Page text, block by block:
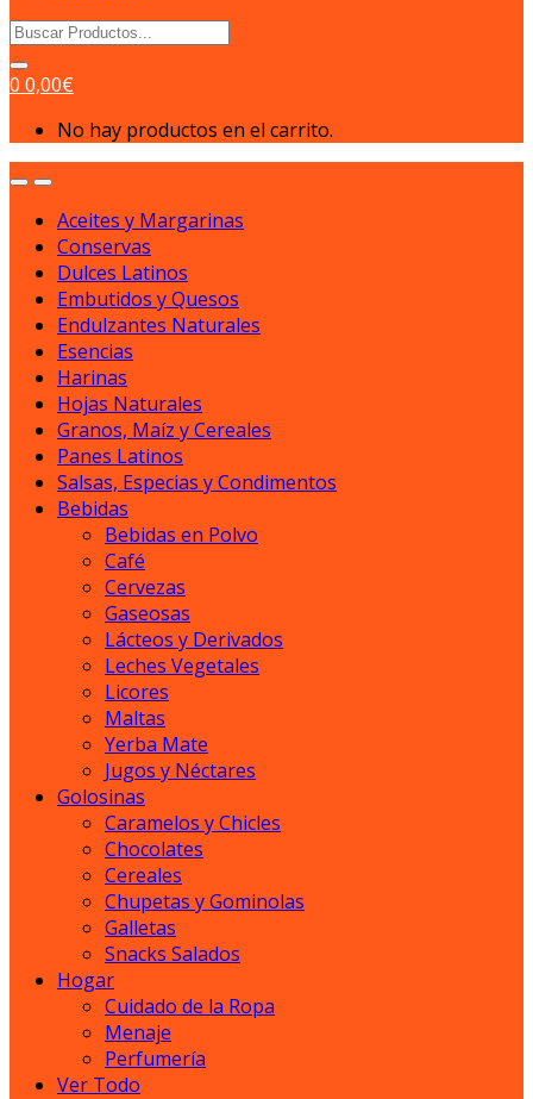
Search
for:
0 0,00€
No hay productos en el carrito.
Aceites y Margarinas
Conservas
Dulces Latinos
Embutidos y Quesos
Endulzantes Naturales
Esencias
Harinas
Hojas Naturales
Granos, Maíz y Cereales
Panes Latinos
Salsas, Especias y Condimentos
Bebidas
Bebidas en Polvo
Café
Cervezas
Gaseosas
Lácteos y Derivados
Leches Vegetales
Licores
Maltas
Yerba Mate
Jugos y Néctares
Golosinas
Caramelos y Chicles
Chocolates
Cereales
Chupetas y Gominolas
Galletas
Snacks Salados
Hogar
Cuidado de la Ropa
Menaje
Perfumería
Ver Todo